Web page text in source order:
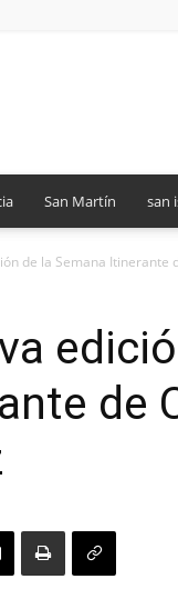
San Martín san
de la Semana Itinerante
de